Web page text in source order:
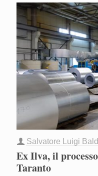
Salvatore Luigi
Ex Ilva, il
Taranto